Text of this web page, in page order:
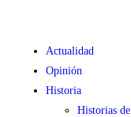
Actualidad
Opinión
Historia
Historias